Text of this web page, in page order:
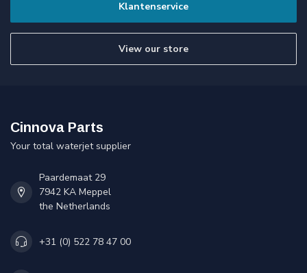
Klantenservice
View our store
Cinnova Parts
Your total waterjet supplier
Paardemaat 29
7942 KA Meppel
the Netherlands
+31 (0) 522 78 47 00